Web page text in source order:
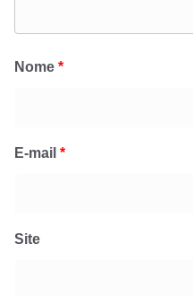
Nome *
E-mail *
Site